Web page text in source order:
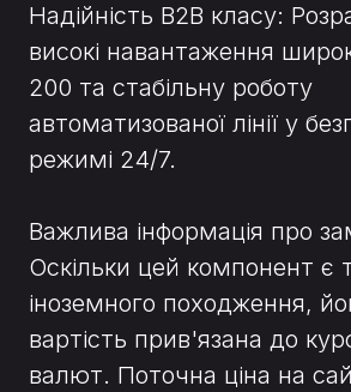
Надійність B2B класу:
високі навантаження
200 та стабільну роботу
автоматизованої лінії у
режимі 24/7.
Важлива інформація про
Оскільки цей компонент є
іноземного походження,
вартість прив'язана до
валют. Поточна ціна на